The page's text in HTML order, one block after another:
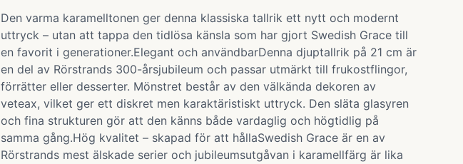
Den varma karamelltonen ger denna klassiska tallrik ett nytt och modernt
uttryck – utan att tappa den tidlösa känsla som har gjort Swedish Grace till
en favorit i generationer.Elegant och användbarDenna djuptallrik på 21 cm är
en del av Rörstrands 300-årsjubileum och passar utmärkt till frukostflingor,
förrätter eller desserter. Mönstret består av den välkända dekoren av
veteax, vilket ger ett diskret men karaktäristiskt uttryck. Den släta glasyren
och fina strukturen gör att den känns både vardaglig och högtidlig på
samma gång.Hög kvalitet – skapad för att hållaSwedish Grace är en av
Rörstrands mest älskade serier och jubileumsutgåvan i karamellfärg är lika